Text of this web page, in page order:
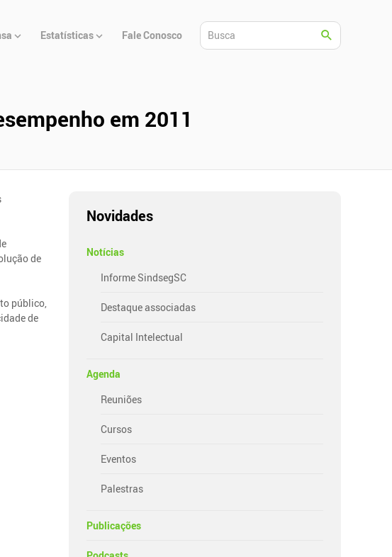
Estatísticas Fale Conosco
em 2011
de
público,
de
Novidades
Notícias
Informe SindsegSC
Destaque associadas
Capital Intelectual
Agenda
Reuniões
Cursos
Eventos
Palestras
Publicações